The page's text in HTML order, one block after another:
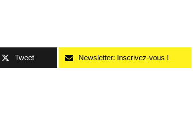
Tweet Newsletter: Inscrivez-vous !